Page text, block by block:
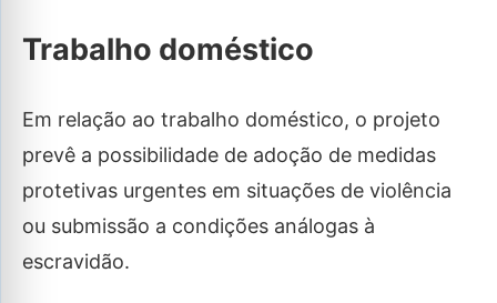
Trabalho doméstico
Em relação ao trabalho doméstico, o projeto
prevê a possibilidade de adoção de medidas
protetivas urgentes em situações de violência
ou submissão a condições análogas à
escravidão.